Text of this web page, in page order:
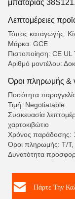
μπαταρίας
Λεπτομέρειες
Τόπος καταγωγής:
Μάρκα: GCE
Πιστοποίηση: CE UL
Αριθμό μοντέλου:
Όροι πληρωμής &
Ποσότητα
Τιμή: Negotiatable
Συσκευασία
χαρτοκιβώτιο
Χρόνος παράδοσης:
Όροι πληρωμής: T/T,
Δυνατότητα
Πάρτε Την